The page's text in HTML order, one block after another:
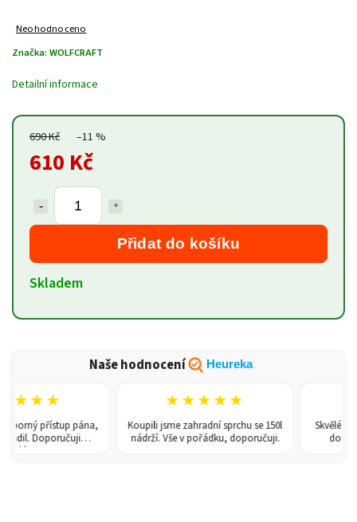
Neohodnoceno
Značka: WOLFCRAFT
690 Kč –11 %
610 Kč
Přidat do košíku
Skladem
Detailní informace
Naše hodnocení Heureka
přístup pána,
Doporučuji
★★★★★
Koupili jsme zahradní sprchu se 150l
nádrží. Vše v pořádku, doporučuji.
Skvělé
dodání